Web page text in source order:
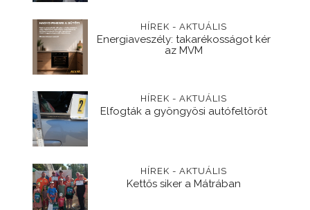
HÍREK - AKTUÁLIS
Energiaveszély: takarékosságot kér
az MVM
HÍREK - AKTUÁLIS
Elfogták a gyöngyösi autófeltörőt
HÍREK - AKTUÁLIS
Kettős siker a Mátrában